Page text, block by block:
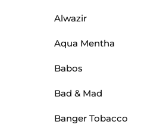
Alwazir
Aqua Mentha
Babos
Bad & Mad
Banger Tobacco